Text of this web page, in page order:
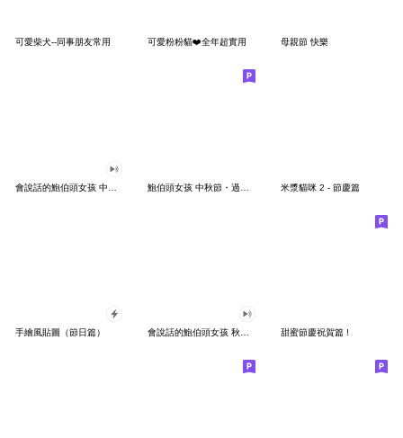
可愛柴犬--同事朋友常用 可愛粉粉貓❤️全年超實用 母親節 快樂
米漿貓咪 2 - 節慶篇
手繪風貼圖（節日篇） 甜蜜節慶祝賀篇 !